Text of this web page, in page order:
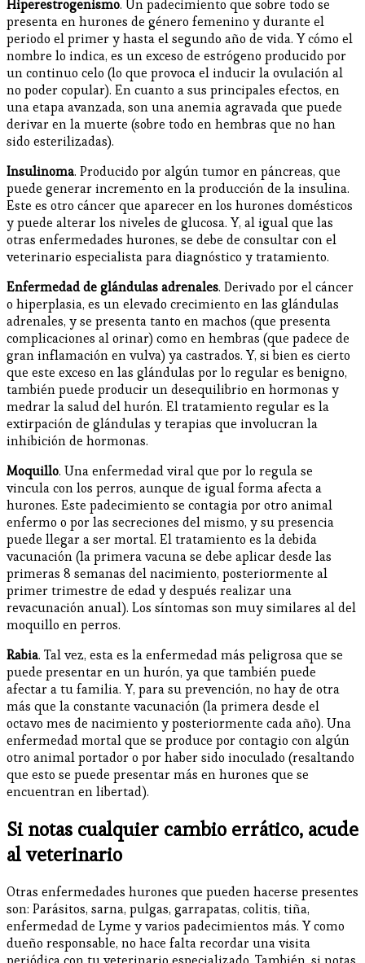
Hiperestrogenismo. Un padecimiento que sobre todo se
presenta en hurones de género femenino y durante el
periodo el primer y hasta el segundo año de vida. Y cómo el
nombre lo indica, es un exceso de estrógeno producido por
un continuo celo (lo que provoca el inducir la ovulación al
no poder copular). En cuanto a sus principales efectos, en
una etapa avanzada, son una anemia agravada que puede
derivar en la muerte (sobre todo en hembras que no han
sido esterilizadas).
Insulinoma. Producido por algún tumor en páncreas, que
puede generar incremento en la producción de la insulina.
Este es otro cáncer que aparecer en los hurones domésticos
y puede alterar los niveles de glucosa. Y, al igual que las
otras enfermedades hurones, se debe de consultar con el
veterinario especialista para diagnóstico y tratamiento.
Enfermedad de glándulas adrenales. Derivado por el cáncer
o hiperplasia, es un elevado crecimiento en las glándulas
adrenales, y se presenta tanto en machos (que presenta
complicaciones al orinar) como en hembras (que padece de
gran inflamación en vulva) ya castrados. Y, si bien es cierto
que este exceso en las glándulas por lo regular es benigno,
también puede producir un desequilibrio en hormonas y
medrar la salud del hurón. El tratamiento regular es la
extirpación de glándulas y terapias que involucran la
inhibición de hormonas.
Moquillo. Una enfermedad viral que por lo regula se
vincula con los perros, aunque de igual forma afecta a
hurones. Este padecimiento se contagia por otro animal
enfermo o por las secreciones del mismo, y su presencia
puede llegar a ser mortal. El tratamiento es la debida
vacunación (la primera vacuna se debe aplicar desde las
primeras 8 semanas del nacimiento, posteriormente al
primer trimestre de edad y después realizar una
revacunación anual). Los síntomas son muy similares al del
moquillo en perros.
Rabia. Tal vez, esta es la enfermedad más peligrosa que se
puede presentar en un hurón, ya que también puede
afectar a tu familia. Y, para su prevención, no hay de otra
más que la constante vacunación (la primera desde el
octavo mes de nacimiento y posteriormente cada año). Una
enfermedad mortal que se produce por contagio con algún
otro animal portador o por haber sido inoculado (resaltando
que esto se puede presentar más en hurones que se
encuentran en libertad).
Si notas cualquier cambio errático, acude
al veterinario
Otras enfermedades hurones que pueden hacerse presentes
son: Parásitos, sarna, pulgas, garrapatas, colitis, tiña,
enfermedad de Lyme y varios padecimientos más. Y como
dueño responsable, no hace falta recordar una visita